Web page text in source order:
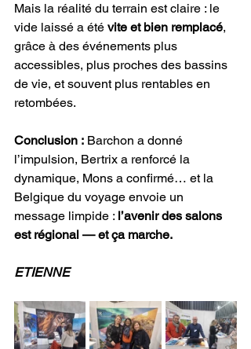
Mais la réalité du terrain est claire : le
vide laissé a été vite et bien remplacé,
grâce à des événements plus
accessibles, plus proches des bassins
de vie, et souvent plus rentables en
retombées.
Conclusion : Barchon a donné
l’impulsion, Bertrix a renforcé la
dynamique, Mons a confirmé… et la
Belgique du voyage envoie un
message limpide : l’avenir des salons
est régional — et ça marche.
ETIENNE